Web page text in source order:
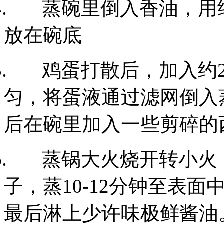
蒸碗里倒入香油，
放在碗底
鸡蛋打散后，加入约
匀，将蛋液通过滤网倒
后在碗里加入一些剪碎
蒸锅大火烧开转小
子，蒸10-12分钟至表面
最后淋上少许味极鲜酱油